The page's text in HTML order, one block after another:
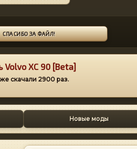
СПАСИБО ЗА ФАЙЛ!
Volvo XC 90 [Beta]
скачали 2900 раз.
Новые моды